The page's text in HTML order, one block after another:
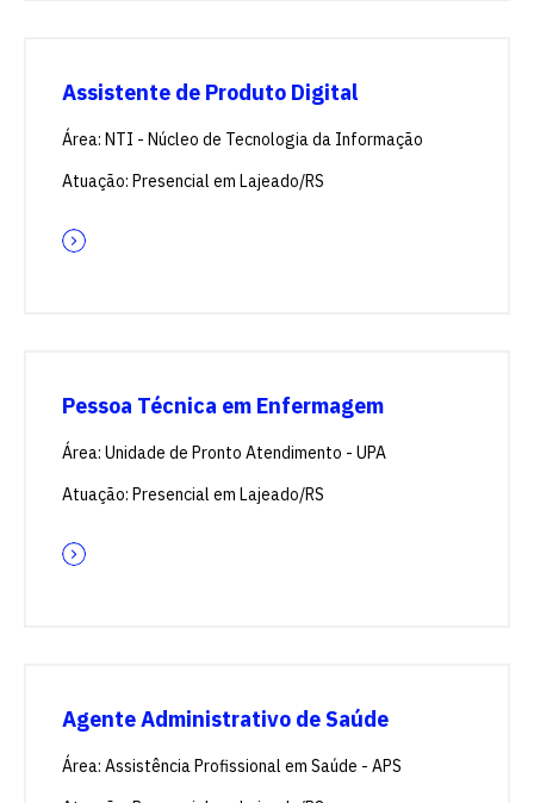
Assistente de Produto Digital
Área: NTI - Núcleo de Tecnologia da Informação
Atuação: Presencial em Lajeado/RS
Pessoa Técnica em Enfermagem
Área: Unidade de Pronto Atendimento - UPA
Atuação: Presencial em Lajeado/RS
Agente Administrativo de Saúde
Área: Assistência Profissional em Saúde - APS